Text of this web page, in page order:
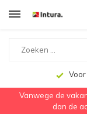
Vanwege de
dan de